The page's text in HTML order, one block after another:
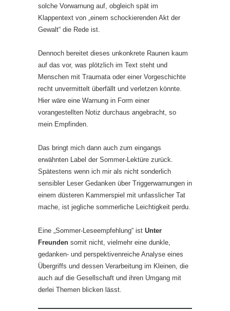
solche Vorwarnung auf, obgleich spät im
Klappentext von „einem schockierenden Akt der
Gewalt“ die Rede ist.
Dennoch bereitet dieses unkonkrete Raunen kaum
auf das vor, was plötzlich im Text steht und
Menschen mit Traumata oder einer Vorgeschichte
recht unvermittelt überfällt und verletzen könnte.
Hier wäre eine Warnung in Form einer
vorangestellten Notiz durchaus angebracht, so
mein Empfinden.
Das bringt mich dann auch zum eingangs
erwähnten Label der Sommer-Lektüre zurück.
Spätestens wenn ich mir als nicht sonderlich
sensibler Leser Gedanken über Triggerwarnungen in
einem düsteren Kammerspiel mit unfasslicher Tat
mache, ist jegliche sommerliche Leichtigkeit perdu.
Eine „Sommer-Leseempfehlung“ ist Unter
Freunden somit nicht, vielmehr eine dunkle,
gedanken- und perspektivenreiche Analyse eines
Übergriffs und dessen Verarbeitung im Kleinen, die
auch auf die Gesellschaft und ihren Umgang mit
derlei Themen blicken lässt.